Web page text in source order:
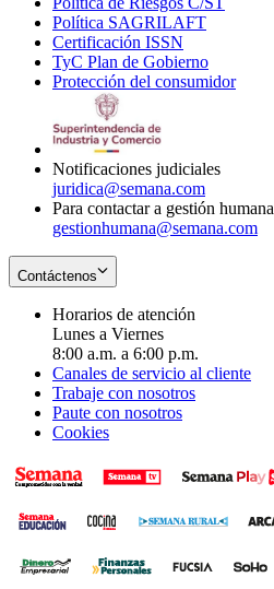
Política SAGRILAFT
new
window
Certificación ISSN
in
new
TyC Plan de Gobierno
in
Protección del consumidorOpens
Notificaciones judiciales
juridica@semana.com
Para contactar a gestión humana
gestionhumana@semana.com
Contáctenos
Horarios de atención
Lunes a Viernes
8:00 a.m. a 6:00 p.m.
Canales de servicio al cliente
Trabaje con nosotros
Paute con nosotros
Cookies